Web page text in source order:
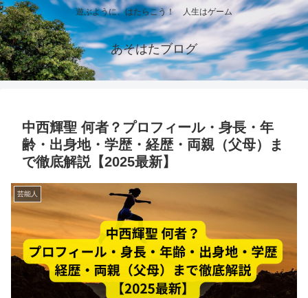
遊ぶように、はたらこう！ 人生はゲーム
あそはたブログ
中西輝聖 何者？プロフィール・身長・年
齢・出身地・学歴・経歴・両親（父母）ま
で徹底解説【2025最新】
芸能人